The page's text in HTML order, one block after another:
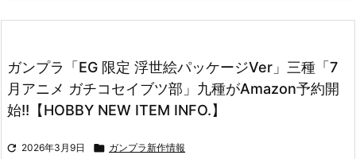
ガンプラ「EG 限定 浮世絵パッケージVer」三種「7
月アニメ ガチコセイブツ部」九種がAmazon予約開
始!!【HOBBY NEW ITEM INFO.】
 2026年3月9日  ガンプラ新作情報